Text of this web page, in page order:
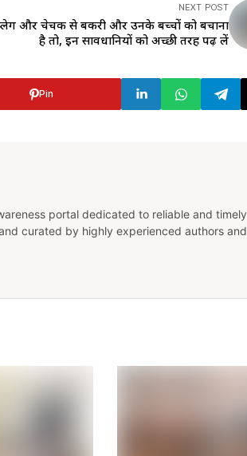
NEXT POST
और चेचक से बकरी और उनके बच्चों को बचाना
है तो, इन सावधानियों को अच्छी तरह पढ़ लें
Pin
portal dedicated to reliable and timely
curated by highly experienced authors and